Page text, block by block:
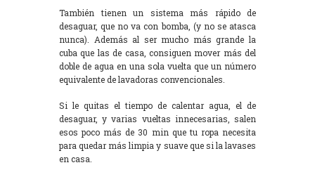
También tienen un sistema más rápido de
desaguar, que no va con bomba, (y no se atasca
nunca). Además al ser mucho más grande la
cuba que las de casa, consiguen mover más del
doble de agua en una sola vuelta que un número
equivalente de lavadoras convencionales.
Si le quitas el tiempo de calentar agua, el de
desaguar, y varias vueltas innecesarias, salen
esos poco más de 30 min que tu ropa necesita
para quedar más limpia y suave que si la lavases
en casa.